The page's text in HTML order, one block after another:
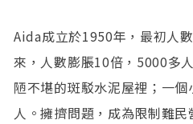
Aida成立於1950年，最初人
來，人數膨脹10倍，5000多
陋不堪的斑駁水泥屋裡；一
人。擁擠問題，成為限制難民